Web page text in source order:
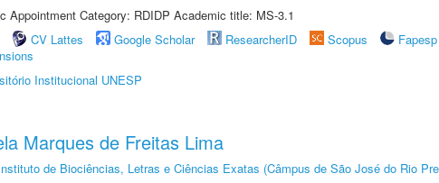
Appointment Category: RDIDP Academic title: MS-3.1
CV Lattes Google Scholar ResearcherID Scopus
Fapesp
Institucional UNESP
Marques de Freitas Lima
de Biociências, Letras e Ciências Exatas (Câmpus de São José do Rio